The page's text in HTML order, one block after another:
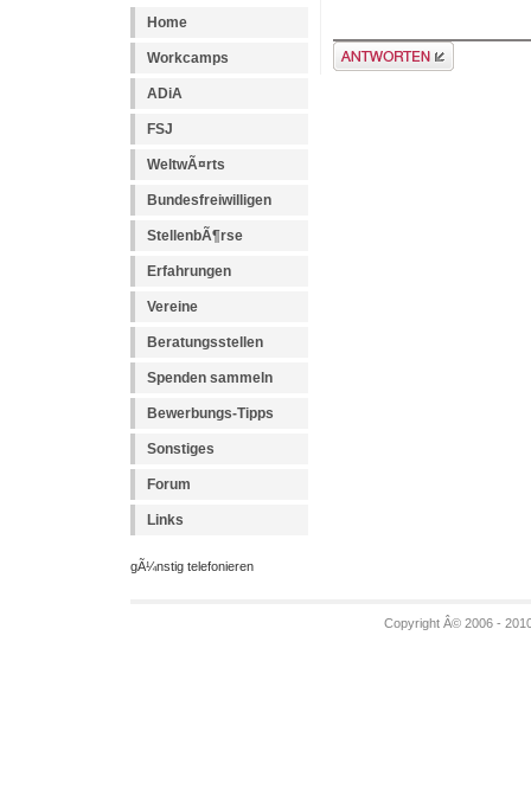
Home
Workcamps
ADiA
FSJ
WeltwÃ¤rts
Bundesfreiwilligen
StellenbÃ¶rse
Erfahrungen
Vereine
Beratungsstellen
Spenden sammeln
Bewerbungs-Tipps
Sonstiges
Forum
Links
gÃ¼nstig telefonieren
Antwort erstellen
Copyright Â© 2006 -